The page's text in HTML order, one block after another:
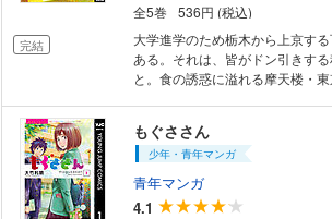
完結
全5巻
536円 (税込)
大学進学のため栃木から上京す
ある。それは、皆がドン引きす
と。食の誘惑に溢れる摩天楼・
もぐささん
少年・青年マンガ
青年マンガ
4.1